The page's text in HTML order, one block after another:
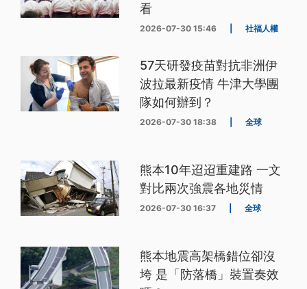
看
2026-07-30 15:46 社福人權
57天研發疫苗對抗非洲伊
波拉最新疫情 牛津大學團
隊如何辦到？
2026-07-30 18:38 全球
熊本10年迢迢重建路 一文
對比兩次強震各地災情
2026-07-30 16:37 全球
熊本地震高架橋錯位卻沒
垮 是「防落橋」裝置奏效